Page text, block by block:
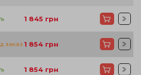
1 845 грн
заказ 1 854 грн
1 854 грн